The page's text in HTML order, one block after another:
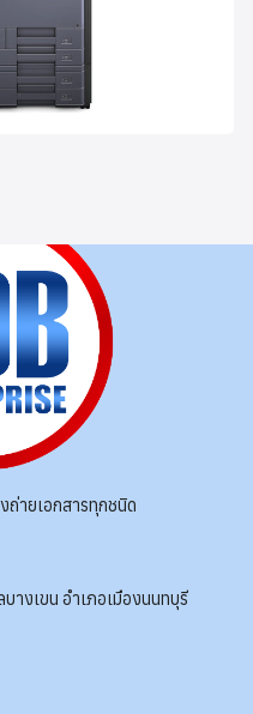
ถ่ายเอกสารทุกชนิด
งเขน อำเภอเมืองนนทบุรี